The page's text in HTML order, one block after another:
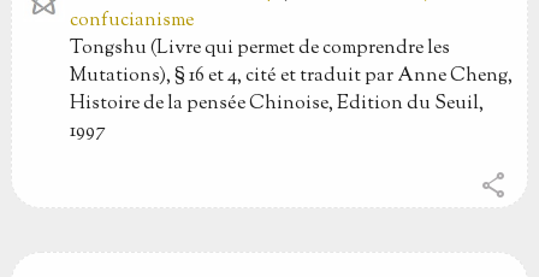
confucianisme
Tongshu (Livre qui permet de comprendre les
Mutations), § 16 et 4, cité et traduit par Anne Cheng,
Histoire de la pensée Chinoise, Edition du Seuil,
1997
share